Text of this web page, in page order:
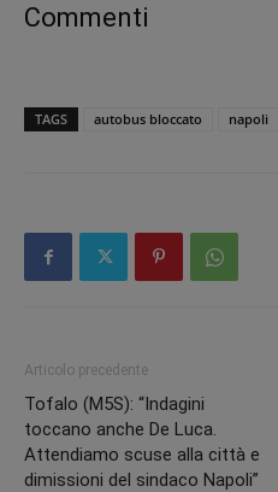
Commenti
TAGS autobus bloccato napoli
Articolo precedente
Tofalo (M5S): “Indagini
toccano anche De Luca.
Attendiamo scuse alla città e
dimissioni del sindaco Napoli”